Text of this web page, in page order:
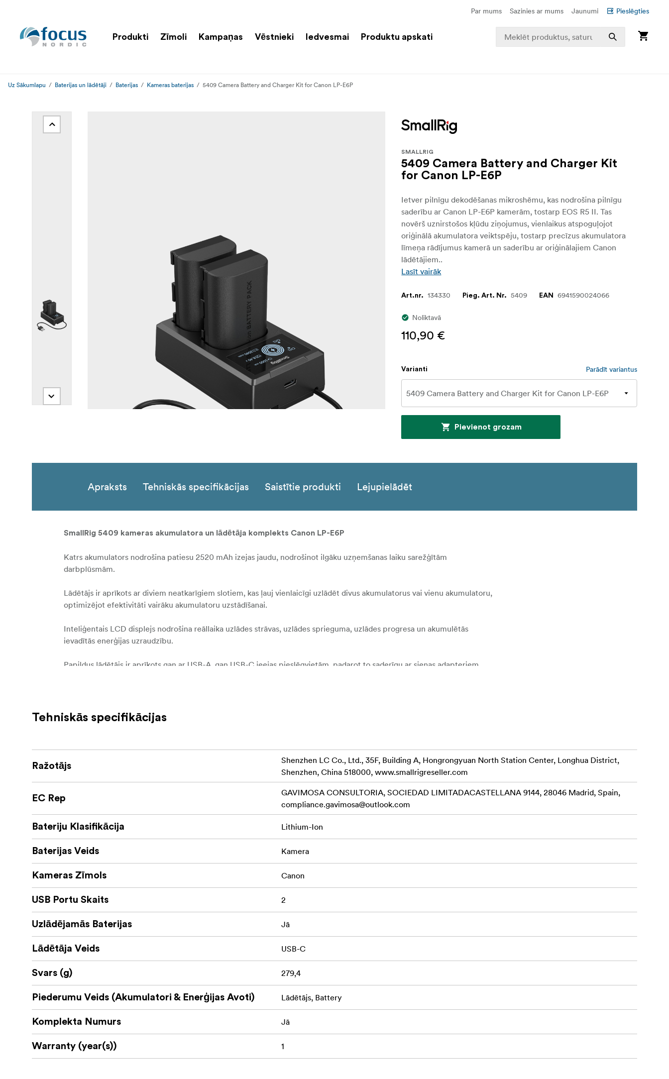
Par mums Sazinies ar mums Jaunumi Pieslēgties
Produkti Zīmoli Kampaņas Vēstnieki Iedvesmai Produktu apskati
Uz Sākumlapu Baterijas un lādētāji Baterijas Kameras baterijas 5409 Camera Battery and Charger Kit for Canon LP-E6P
SMALLRIG
5409 Camera Battery and Charger Kit
for Canon LP-E6P
Ietver pilnīgu dekodēšanas mikroshēmu, kas nodrošina pilnīgu
saderību ar Canon LP-E6P kamerām, tostarp EOS R5 II. Tas
novērš uznirstošos kļūdu ziņojumus, vienlaikus atspoguļojot
oriģinālā akumulatora veiktspēju, tostarp precīzus akumulatora
līmeņa rādījumus kamerā un saderību ar oriģinālajiem Canon
lādētājiem..
Lasīt vairāk
Art.nr. 134330 Pieg. Art. Nr. 5409 EAN 6941590024066
Noliktavā
110,90 €
Varianti Parādīt variantus
Pievienot grozam
Apraksts Tehniskās specifikācijas Saistītie produkti Lejupielādēt
SmallRig 5409 kameras akumulatora un lādētāja komplekts Canon LP-E6P
Katrs akumulators nodrošina patiesu 2520 mAh izejas jaudu, nodrošinot ilgāku uzņemšanas laiku sarežģītām
darbplūsmām.
Lādētājs ir aprīkots ar diviem neatkarīgiem slotiem, kas ļauj vienlaicīgi uzlādēt divus akumulatorus vai vienu akumulatoru,
optimizējot efektivitāti vairāku akumulatoru uzstādīšanai.
Inteliģentais LCD displejs nodrošina reāllaika uzlādes strāvas, uzlādes sprieguma, uzlādes progresa un akumulētās
ievadītās enerģijas uzraudzību.
Papildus lādētājs ir aprīkots gan ar USB-A, gan USB-C ieejas pieslēgvietām, padarot to saderīgu ar sienas adapteriem,
Baterijas specifikācijas:
Normatīvā jauda: 2520 mAh
Maksimālā izlādes strāva: 6A
USB-C ieeja: 5V⎓2.1A
Izejas spriegums: 8.4V
Darbības temperatūra: 1 AIzejas strāva: 1 A
Saderība:
Canon EOS 5D Mark II / 5D Mark III / 5D Mark IV / 6D / 6DMark II / 7D / 7D Mark II / 60D / 60Da / 70D / 80D
/ 90D / XC10 / XC15 / 5DS / 5DSR / R / R5 / R6 / R5C / R7 / R6 Mark II / R5 Mark II
Tehniskās specifikācijas
Ražotājs
Shenzhen LC Co., Ltd., 35F, Building A, Hongrongyuan North Station Center, Longhua District,
Shenzhen, China 518000, www.smallrigreseller.com
EC Rep
GAVIMOSA CONSULTORIA, SOCIEDAD LIMITADACASTELLANA 9144, 28046 Madrid, Spain,
compliance.gavimosa@outlook.com
Bateriju Klasifikācija Lithium-Ion
Baterijas Veids Kamera
Kameras Zīmols Canon
USB Portu Skaits 2
Uzlādējamās Baterijas Jā
Lādētāja Veids USB-C
Svars (g) 279,4
Piederumu Veids (Akumulatori & Enerģijas Avoti) Lādētājs, Battery
Komplekta Numurs Jā
Warranty (year(s)) 1